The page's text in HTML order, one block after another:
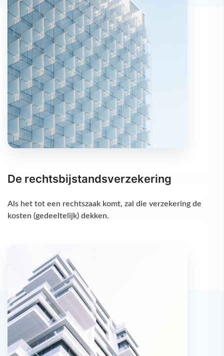
De rechtsbijstandsverzekering
Als het tot een rechtszaak komt, zal die verzekering de
kosten (gedeeltelijk) dekken.